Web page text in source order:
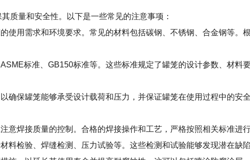
质量和安全性。以下是一些常见的注意事项：
用需求和环境要求。常见的材料包括碳钢、不锈钢、合金钢等。
标准、GB150标准等。这些标准规定了罐笼的设计参数、材料
保罐笼能够承受设计载荷和压力，并保证罐笼在使用过程中的安
焊接质量的控制。合格的焊接操作和工艺，严格按照相关标准进行
检验、焊缝检测、压力试验等。这些检测和试验能够发现潜在缺陷